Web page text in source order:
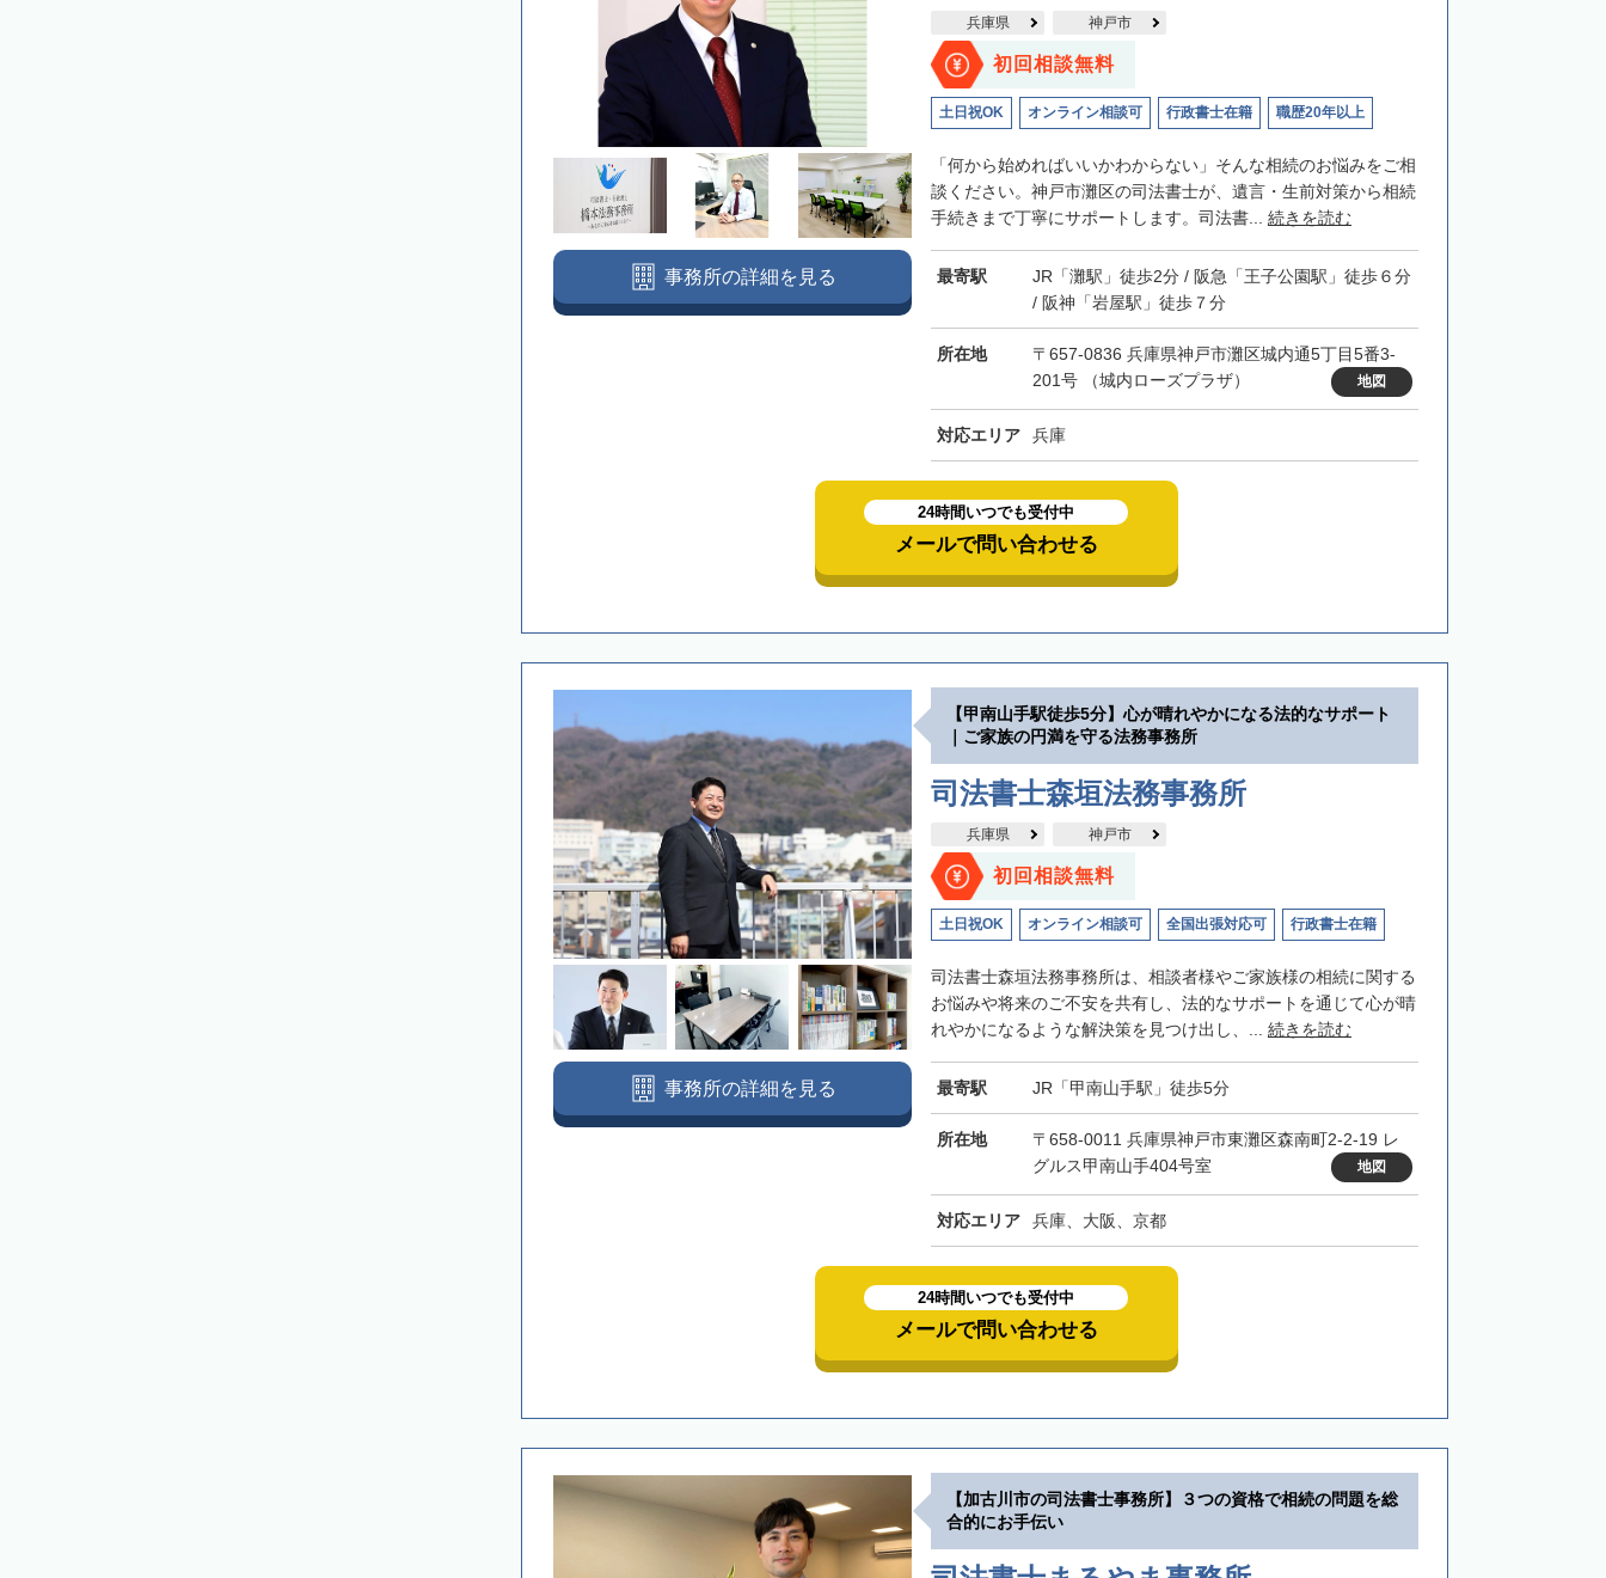
兵庫県 神戸市
初回相談無料
土日祝OK オンライン相談可 行政書士在籍 職歴20年以上
「何から始めればいいかわからない」そんな相続のお悩みをご相
談ください。神戸市灘区の司法書士が、遺言・生前対策から相続
手続きまで丁寧にサポートします。司法書... 続きを読む
最寄駅
JR「灘駅」徒歩2分 / 阪急「王子公園駅」徒歩６分
/ 阪神「岩屋駅」徒歩７分
所在地
〒657-0836 兵庫県神戸市灘区城内通5丁目5番3-
201号 （城内ローズプラザ）
地図
対応エリア 兵庫
事務所の詳細を見る
24時間いつでも受付中
メールで問い合わせる
【甲南山手駅徒歩5分】心が晴れやかになる法的なサポート
｜ご家族の円満を守る法務事務所
司法書士森垣法務事務所
兵庫県 神戸市
初回相談無料
土日祝OK オンライン相談可 全国出張対応可 行政書士在籍
司法書士森垣法務事務所は、相談者様やご家族様の相続に関する
お悩みや将来のご不安を共有し、法的なサポートを通じて心が晴
れやかになるような解決策を見つけ出し、... 続きを読む
最寄駅 JR「甲南山手駅」徒歩5分
所在地
〒658-0011 兵庫県神戸市東灘区森南町2-2-19 レ
グルス甲南山手404号室
地図
対応エリア 兵庫、大阪、京都
事務所の詳細を見る
24時間いつでも受付中
メールで問い合わせる
【加古川市の司法書士事務所】３つの資格で相続の問題を総
合的にお手伝い